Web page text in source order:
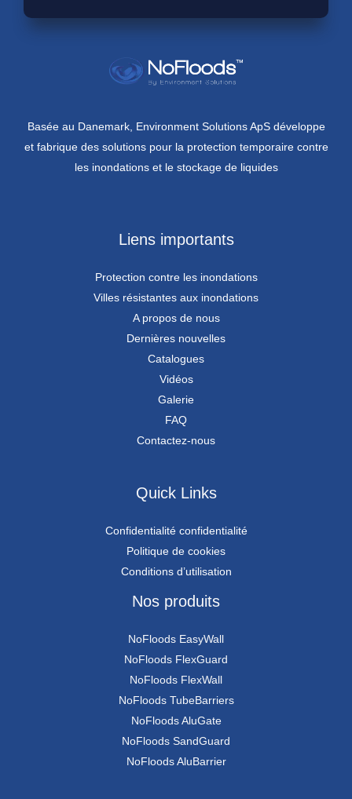
Basée au Danemark, Environment Solutions ApS développe
et fabrique des solutions pour la protection temporaire contre
les inondations et le stockage de liquides
Liens importants
Protection contre les inondations
Villes résistantes aux inondations
A propos de nous
Dernières nouvelles
Catalogues
Vidéos
Galerie
FAQ
Contactez-nous
Quick Links
Confidentialité confidentialité
Politique de cookies
Conditions d’utilisation
Nos produits
NoFloods EasyWall
NoFloods FlexGuard
NoFloods FlexWall
NoFloods TubeBarriers
NoFloods AluGate
NoFloods SandGuard
NoFloods AluBarrier